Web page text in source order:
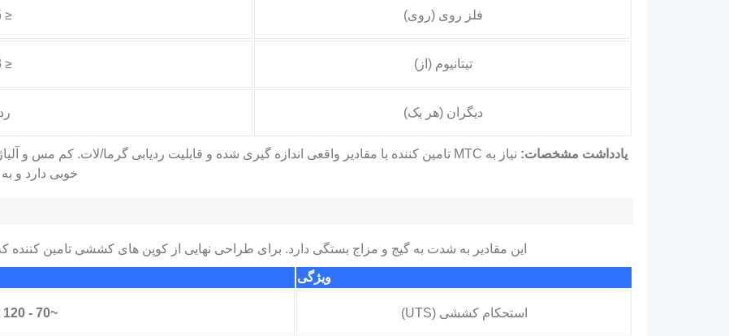
فلز روی (روی) ≤ 0.05
تیتانیوم (از) ≤ 0.03
دیگران (هر یک)
یادداشت مشخصات:
خوبی دارد و
این مقادیر به شدت به گیج و مزاج بستگی دارد. برای طراحی نهایی از کوپن های کششی تامین کننده
ویژگی
استحکام کششی (UTS) ~70 - 120 MPa